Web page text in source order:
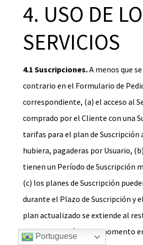
4. USO DE
SERVICIOS
4.1 Suscripciones.A menos que
contrario en el Formulario de
correspondiente, (a) el acceso al
comprado por el Cliente con una
tarifas para el plan de Suscripción
hubiera, pagaderas por Usuario,
tienen un Período de Suscripción
(c) los planes de Suscripción
durante el Plazo de Suscripción y
plan actualizado se extiende al
de la Suscripción en el momento
Portuguese